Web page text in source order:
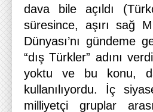
dava bile açıldı
süresince, aşırı sağ
Dünyası’nı gündeme
“dış Türkler” adını
yoktu ve bu konu,
kullanılıyordu. İç
milliyetçi gruplar